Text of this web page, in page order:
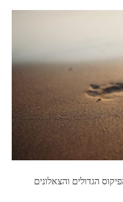
הגדולים והצאלונים